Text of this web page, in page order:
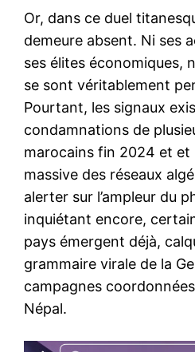
Or, dans ce duel
demeure absent. Ni ses
ses élites économiques,
se sont véritablement
Pourtant, les signaux
condamnations de
marocains fin 2024 et et
massive des réseaux
alerter sur l’ampleur du
inquiétant encore,
pays émergent déjà,
grammaire virale de la
campagnes
Népal.